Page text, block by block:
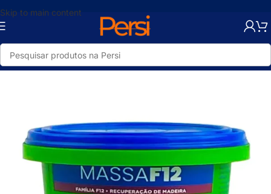
Skip to main content
Início/Loja/Pintura/Preparação de Superfícies